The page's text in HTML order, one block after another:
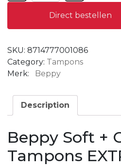
Direct bestellen
SKU: 8714777001086
Category: Tampons
Merk: Beppy
Description
Beppy Soft +
Tampons